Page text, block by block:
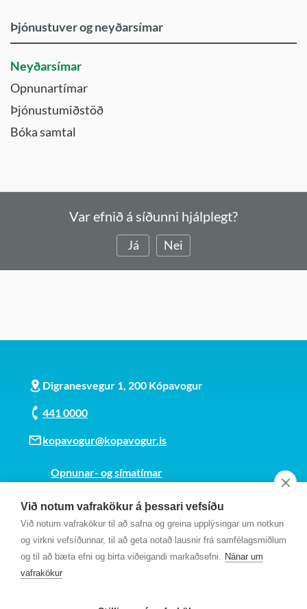
Við notum vafrakökur á þessari vefsíðu
Við notum vafrakökur til að safna og greina upplýsingar um notkun
og virkni vefsíðunnar, til að geta notað lausnir frá samfélagsmiðlum
og til að bæta efni og birta viðeigandi markaðsefni. Nánar um
vafrakökur
Þjónustuver og neyðarsímar
Neyðarsímar
Opnunartímar
Þjónustumiðstöð
Bóka samtal
Var efnið á síðunni hjálplegt?
Já Nei
Digranesvegur 1, 200 Kópavogur
441 0000
kopavogur@kopavogur.is
Opnunar- og símatímar
Kt. 700169-3759
Fundarmannagátt